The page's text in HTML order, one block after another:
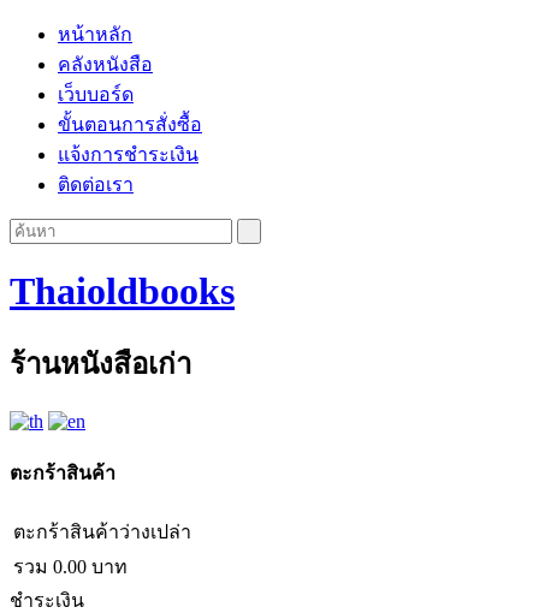
หน้าหลัก
คลังหนังสือ
เว็บบอร์ด
ขั้นตอนการสั่งซื้อ
แจ้งการชำระเงิน
ติดต่อเรา
Thaioldbooks
ร้านหนังสือเก่า
ตะกร้าสินค้า
ตะกร้าสินค้าว่างเปล่า
รวม 0.00 บาท
ชำระเงิน